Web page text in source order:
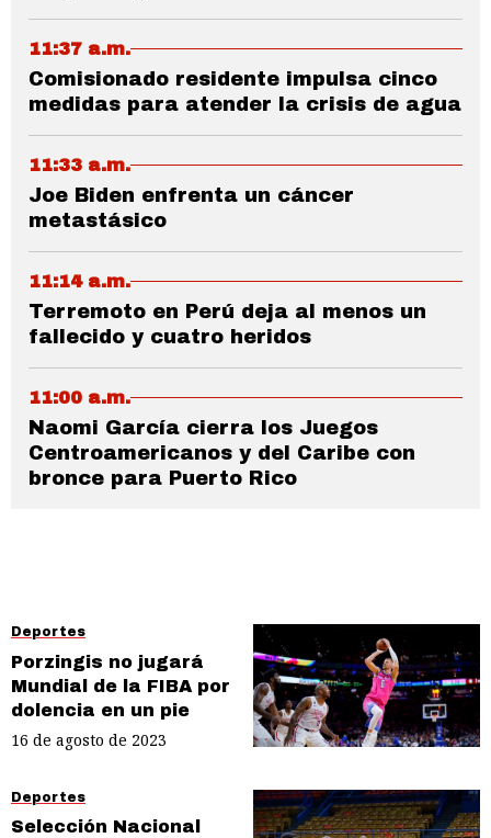
11:37 a.m.
Comisionado residente impulsa cinco
medidas para atender la crisis de agua
11:33 a.m.
Joe Biden enfrenta un cáncer
metastásico
11:14 a.m.
Terremoto en Perú deja al menos un
fallecido y cuatro heridos
11:00 a.m.
Naomi García cierra los Juegos
Centroamericanos y del Caribe con
bronce para Puerto Rico
Deportes
Porzingis no jugará
Mundial de la FIBA por
dolencia en un pie
16 de agosto de 2023
Deportes
Selección Nacional